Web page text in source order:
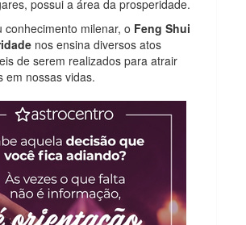
possui a área da prosperidade.
conhecimento milenar, o Feng Shui
nos ensina diversos atos
de serem realizados para atrair
em nossas vidas.